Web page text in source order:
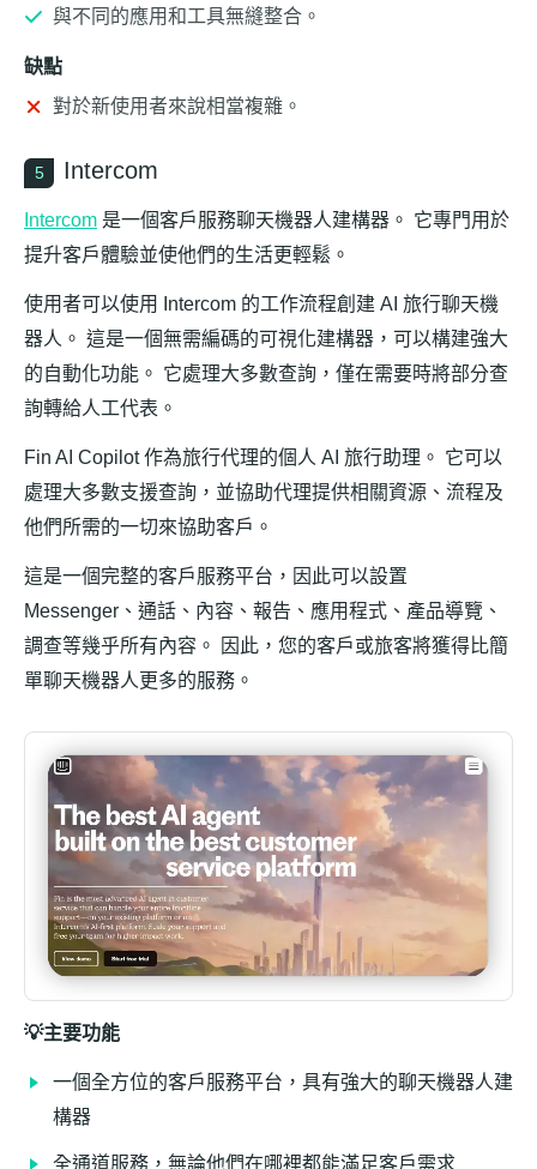
與不同的應用和工具無縫整合。
缺點
對於新使用者來說相當複雜。
5 Intercom
Intercom 是一個客戶服務聊天機器人建構器。 它專門用於
提升客戶體驗並使他們的生活更輕鬆。
使用者可以使用 Intercom 的工作流程創建 AI 旅行聊天機
器人。 這是一個無需編碼的可視化建構器，可以構建強大
的自動化功能。 它處理大多數查詢，僅在需要時將部分查
詢轉給人工代表。
Fin AI Copilot 作為旅行代理的個人 AI 旅行助理。 它可以
處理大多數支援查詢，並協助代理提供相關資源、流程及
他們所需的一切來協助客戶。
這是一個完整的客戶服務平台，因此可以設置
Messenger、通話、內容、報告、應用程式、產品導覽、
調查等幾乎所有內容。 因此，您的客戶或旅客將獲得比簡
單聊天機器人更多的服務。
💡主要功能
一個全方位的客戶服務平台，具有強大的聊天機器人建
構器
全通道服務，無論他們在哪裡都能滿足客戶需求